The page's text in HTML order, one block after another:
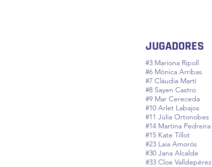
JUGADORES
#3 Mariona Ripoll
#6 Mònica Arribas
#7 Clàudia Martí
#8 Sayen Castro
#9 Mar Cereceda
#10 Arlet Labajos
#11 Júlia Ortonobes
#14 Martina Pedreira
#15 Kate Tillot
#23 Laia Amorós
#30 Jana Alcalde
#33 Cloe Valldepérez